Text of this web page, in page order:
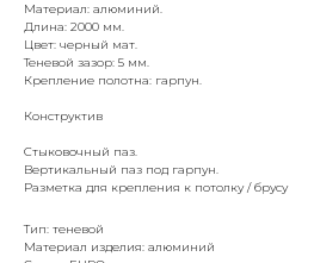
Материал: алюминий.
Длина: 2000 мм.
Цвет: черный мат.
Теневой зазор: 5 мм.
Крепление полотна: гарпун.
Конструктив
Стыковочный паз.
Вертикальный паз под гарпун.
Разметка для крепления к потолку / брусу
Тип: теневой
Материал изделия: алюминий